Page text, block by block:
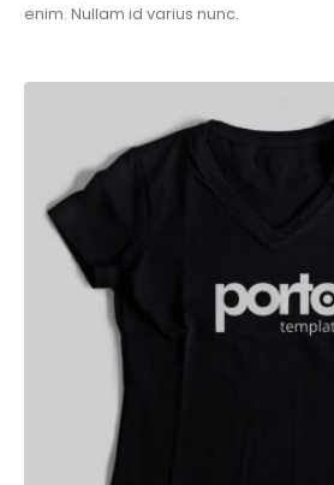
enim. Nullam id varius nunc.